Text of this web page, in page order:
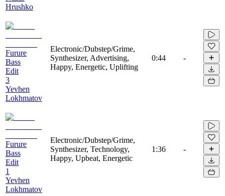
Hrushko
Furure
Bass
Edit
3
Yevhen
Lokhmatov
Electronic/Dubstep/Grime,
Synthesizer, Advertising,
Happy, Energetic, Uplifting
0:44 -
Furure
Bass
Edit
1
Yevhen
Lokhmatov
Electronic/Dubstep/Grime,
Synthesizer, Technology,
Happy, Upbeat, Energetic
1:36 -